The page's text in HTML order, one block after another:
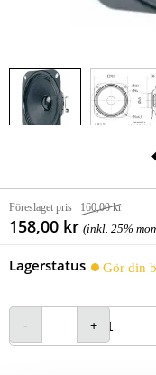
Föreslaget pris 160,00 kr
158,00 kr (inkl. 25%
Lagerstatus Gör din